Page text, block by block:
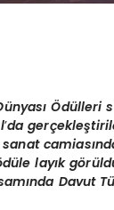
Ödülleri
’da
düle layık gö
Davut